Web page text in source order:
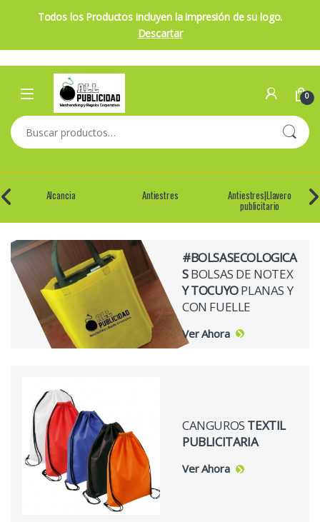
Todos los Productos incluyen la impresión de su logo.
Descartar
Skip to navigation
Skip to content
Open 0
Buscar por:
Alcancia Antiestres Antiestres|Llavero
publicitario
#BOLSASECOLOGICA
SBOLSAS DE NOTEX
Y TOCUYOPLANAS Y
CON FUELLE
Ver Ahora
CANGUROS TEXTIL
PUBLICITARIA
Ver Ahora